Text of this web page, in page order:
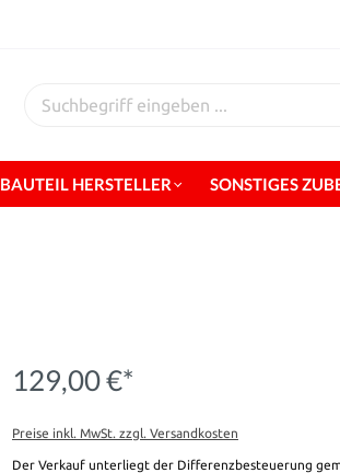
BAUTEIL HERSTELLER SONSTIGES
129,00 €*
Preise inkl. MwSt. zzgl. Versandkosten
Der Verkauf unterliegt der Differenzbesteuerung